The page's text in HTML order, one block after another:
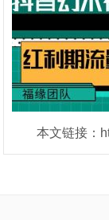
本文链接：